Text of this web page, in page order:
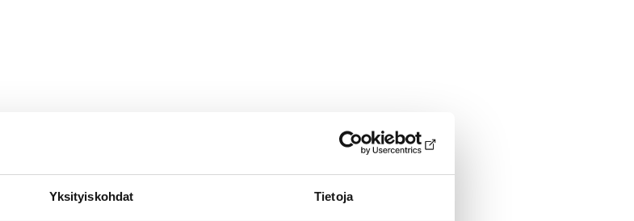
Yksityiskohdat Tietoja